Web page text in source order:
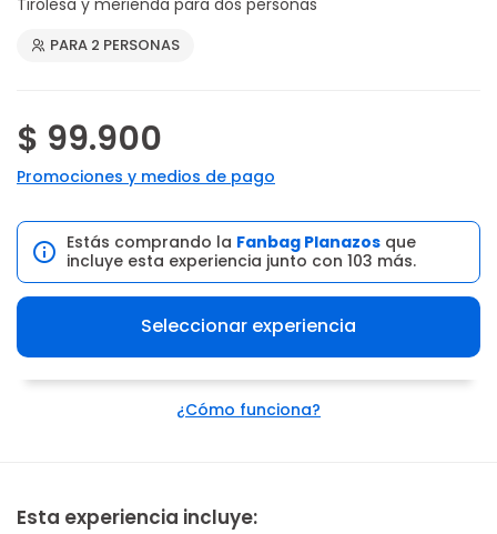
PARA 2 PERSONAS
$ 99.900
Promociones y medios de pago
Estás comprando la Fanbag Planazos que
incluye esta experiencia junto con 103 más.
Seleccionar experiencia
¿Cómo funciona?
Esta experiencia incluye: